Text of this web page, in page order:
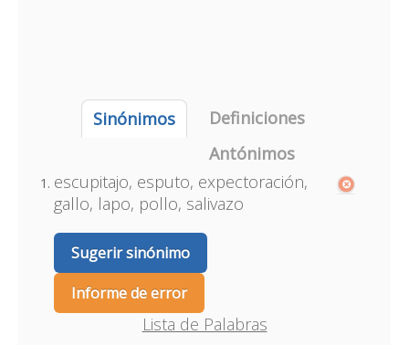
Sinónimos
Definiciones
Antónimos
escupitajo, esputo, expectoración,
gallo, lapo, pollo, salivazo
Sugerir sinónimo
Informe de error
Lista de Palabras